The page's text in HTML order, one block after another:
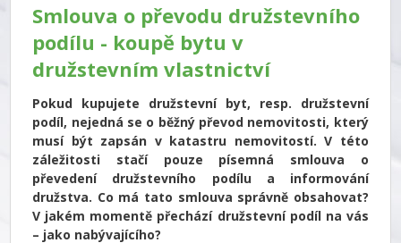
Smlouva o převodu družstevního
podílu - koupě bytu v
družstevním vlastnictví
Pokud kupujete družstevní byt, resp. družstevní
podíl, nejedná se o běžný převod nemovitosti, který
musí být zapsán v katastru nemovitostí. V této
záležitosti stačí pouze písemná smlouva o
převedení družstevního podílu a informování
družstva. Co má tato smlouva správně obsahovat?
V jakém momentě přechází družstevní podíl na vás
– jako nabývajícího?